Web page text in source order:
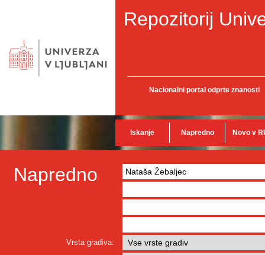
Repozitorij
Nacionalni portal odprte znanosti
Iskanje Napredno Novo v
Napredno
Vrsta gradiva: